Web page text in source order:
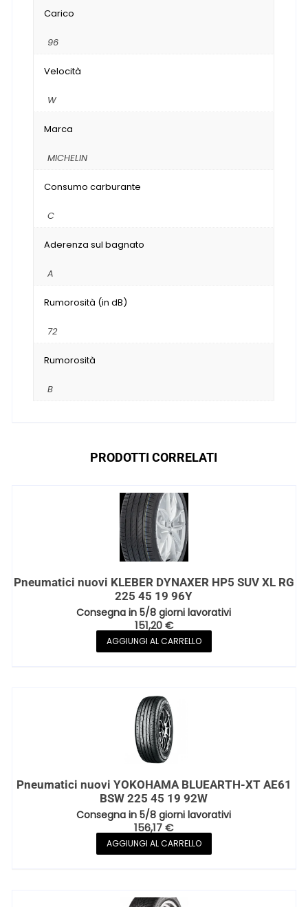
Carico
96
Velocità
W
Marca
MICHELIN
Consumo carburante
C
Aderenza sul bagnato
A
Rumorosità (in dB)
72
Rumorosità
B
PRODOTTI CORRELATI
Pneumatici nuovi KLEBER DYNAXER HP5 SUV XL RG
225 45 19 96Y
Consegna in 5/8 giorni lavorativi
151,20€
AGGIUNGI AL CARRELLO
Pneumatici nuovi YOKOHAMA BLUEARTH-XT AE61
BSW 225 45 19 92W
Consegna in 5/8 giorni lavorativi
156,17€
AGGIUNGI AL CARRELLO